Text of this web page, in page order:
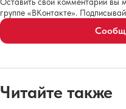
группе «ВКонтакте».
Читайте также